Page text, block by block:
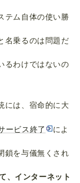
テム自体の使い勝
名乗るのは問題だ
るわけではないの
には、宿命的に大
ービス終了
によ
鎖を与儀無くされ
、インターネット